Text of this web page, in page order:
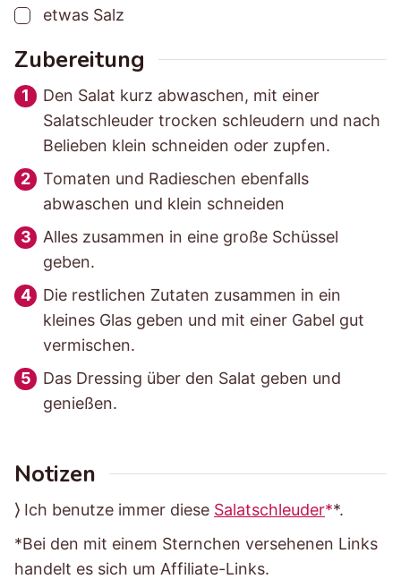
▢
etwas Salz
Zubereitung
Den Salat kurz abwaschen, mit einer
Salatschleuder trocken schleudern und nach
Belieben klein schneiden oder zupfen.
Tomaten und Radieschen ebenfalls
abwaschen und klein schneiden
Alles zusammen in eine große Schüssel
geben.
Die restlichen Zutaten zusammen in ein
kleines Glas geben und mit einer Gabel gut
vermischen.
Das Dressing über den Salat geben und
genießen.
Notizen
⟩ Ich benutze immer diese Salatschleuder *.
*Bei den mit einem Sternchen versehenen Links
handelt es sich um Affiliate-Links.